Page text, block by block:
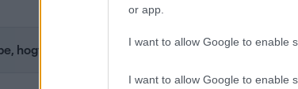
or app.
I want to allow Google to enable
I want to allow Google to enable
hogy az RTL.hu az elsők között legyen a